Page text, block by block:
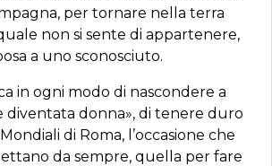
per tornare nella terra
non si sente di appartenere,
a uno sconosciuto.
in ogni modo di nascondere a
diventata donna», di tenere duro
di Roma, l’occasione che
da sempre, quella per fare